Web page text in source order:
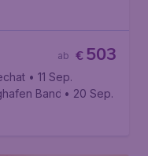
€503
ab
• 11 Sep.
Bandaranaike
• 20 Sep.